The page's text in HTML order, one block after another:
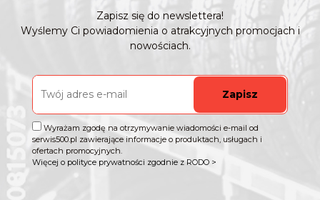
Zapisz się do newslettera!
Wyślemy Ci powiadomienia o atrakcyjnych promocjach i
nowościach.
Zapisz
Wyrażam zgodę na otrzymywanie wiadomości e-mail od
serwis500.pl zawierające informacje o produktach, usługach i
ofertach promocyjnych.
Więcej o polityce prywatności zgodnie z RODO >